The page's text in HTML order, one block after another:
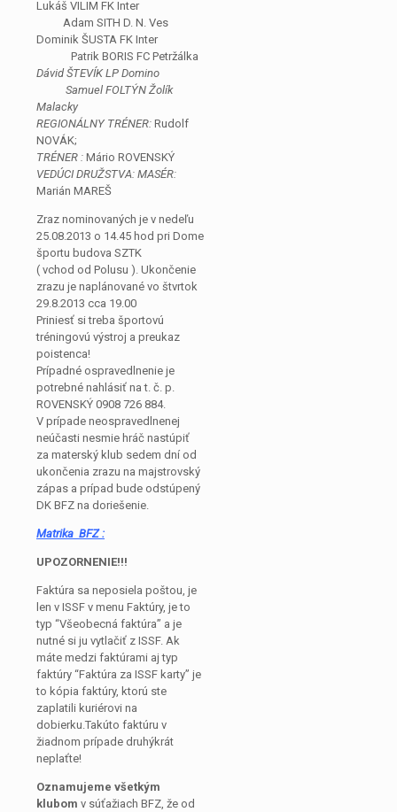
Lukáš VILIM FK Inter
Adam SITH D. N. Ves
Dominik ŠUSTA FK Inter
Patrik BORIS FC Petržálka
Dávid ŠTEVÍK LP Domino
Samuel FOLTÝN Žolík
Malacky
REGIONÁLNY TRÉNER: Rudolf
NOVÁK;
TRÉNER : Mário ROVENSKÝ
VEDÚCI DRUŽSTVA: MASÉR:
Marián MAREŠ
Zraz nominovaných je v nedeľu
25.08.2013 o 14.45 hod pri Dome
športu budova SZTK
( vchod od Polusu ). Ukončenie
zrazu je naplánované vo štvrtok
29.8.2013 cca 19.00
Priniesť si treba športovú
tréningovú výstroj a preukaz
poistenca!
Prípadné ospravedlnenie je
potrebné nahlásiť na t. č. p.
ROVENSKÝ 0908 726 884.
V prípade neospravedlnenej
neúčasti nesmie hráč nastúpiť
za materský klub sedem dní od
ukončenia zrazu na majstrovský
zápas a prípad bude odstúpený
DK BFZ na doriešenie.
Matrika BFZ :
UPOZORNENIE!!!
Faktúra sa neposiela poštou, je
len v ISSF v menu Faktúry, je to
typ “Všeobecná faktúra” a je
nutné si ju vytlačiť z ISSF. Ak
máte medzi faktúrami aj typ
faktúry “Faktúra za ISSF karty” je
to kópia faktúry, ktorú ste
zaplatili kuriérovi na
dobierku.Takúto faktúru v
žiadnom prípade druhýkrát
neplaťte!
Oznamujeme všetkým
klubom v súťažiach BFZ, že od